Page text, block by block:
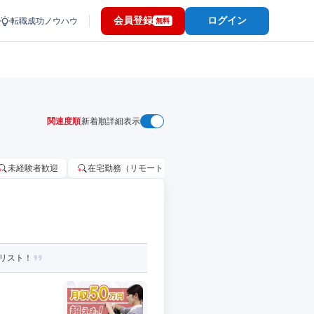
転職成功ノウハウ 会員登録 無料 ログイン
関連度順新着順詳細表示
未経験者歓迎 在宅勤務（リモートワーク）OK
スト！